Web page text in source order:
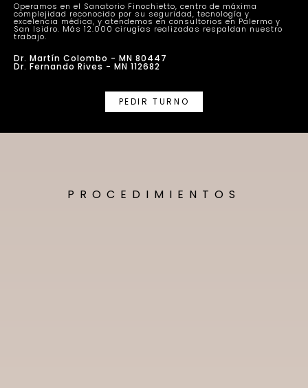
Operamos en el Sanatorio Finochietto, centro de máxima
complejidad reconocido por su seguridad, tecnología y
excelencia médica, y atendemos en consultorios en Palermo y
San Isidro. Más 12.000 cirugías realizadas respaldan nuestro
trabajo.
Dr. Martín Colombo - MN 80447
Dr. Fernando Rives - MN 112682
PEDIR TURNO
PROCEDIMIENTOS